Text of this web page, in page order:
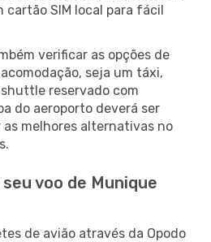
cartão SIM local para fácil
verificar as opções de
seja um táxi,
reservado com
do aeroporto deverá ser
melhores alternativas no
voo de Munique
de avião através da Opodo